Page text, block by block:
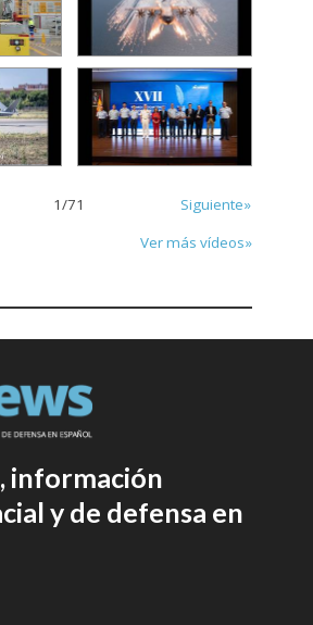
1/71
Siguiente»
Ver más vídeos»
información
y de defensa en